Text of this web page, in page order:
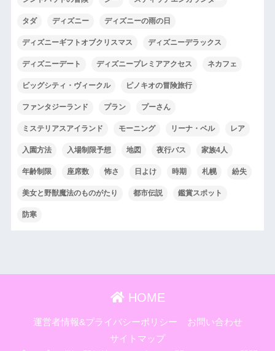
タダ ディズニー ディズニーの雨の日
ディズニーギフトオブクリスマス ディズニーデラックス
ディズニーデート ディズニープレミアアクセス ネカフェ
ビッグシティ・ヴィークル ピノキオの冒険旅行
ファンタジーランド プラン プーさん
ミステリアスアイランド モーニング リーナ・ベル レア
入園方法 入場制限予想 地図 夜行バス 家族4人
年齢制限 座席数 怖さ 日よけ 時期 札幌 紛失
美女と野獣魔法のものがたり 都市伝説 鑑賞スポット
防寒
HOME
運営者情報&プライバシーポリシー
お問い合わせ
サイトマップ